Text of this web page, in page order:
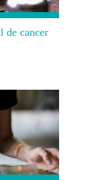
de cancer